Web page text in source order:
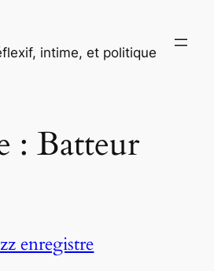
intime, et politique
:Batteur
enregistre